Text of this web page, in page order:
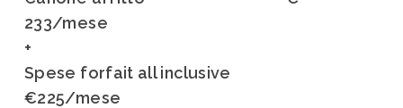
233/mese
+
Spese forfait all inclusive
€225/mese